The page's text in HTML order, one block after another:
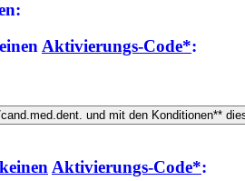
Aktivierungs-Code*:
keinen Aktivierungs-Code*: